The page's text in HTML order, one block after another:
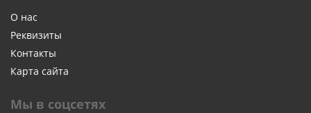
О нас
Реквизиты
Контакты
Карта сайта
Мы в соцсетях